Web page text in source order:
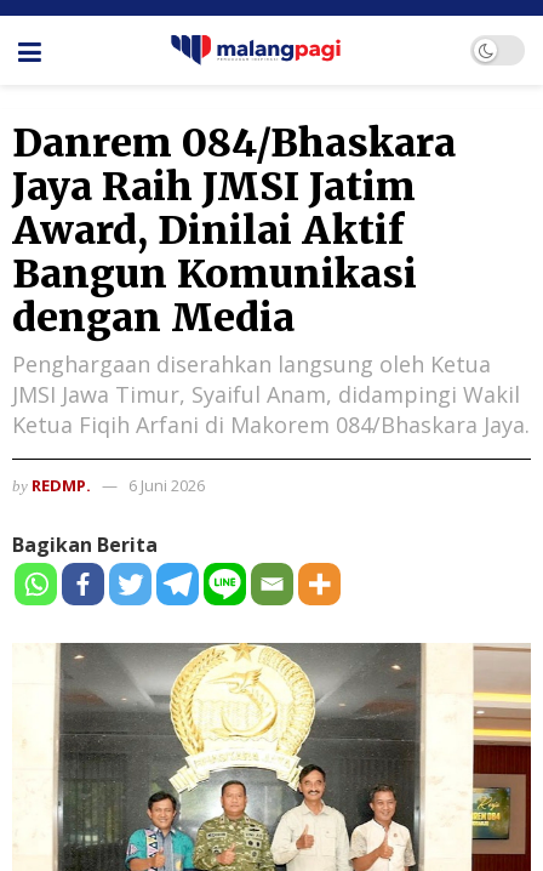
Danrem 084/Bhaskara
Jaya Raih JMSI Jatim
Award, Dinilai Aktif
Bangun Komunikasi
dengan Media
Penghargaan diserahkan langsung oleh Ketua
JMSI Jawa Timur, Syaiful Anam, didampingi Wakil
Ketua Fiqih Arfani di Makorem 084/Bhaskara Jaya.
by REDMP. 6 Juni 2026
Bagikan Berita